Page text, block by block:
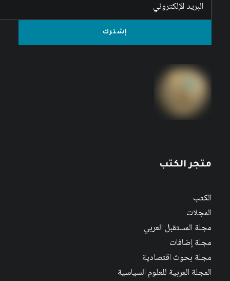
متجر الكتب
الكتب
المجلات
مجلة المستقبل العربي
مجلة إضافات
مجلة بحوث اقتصادية
المجلة العربية للعلوم السياسية